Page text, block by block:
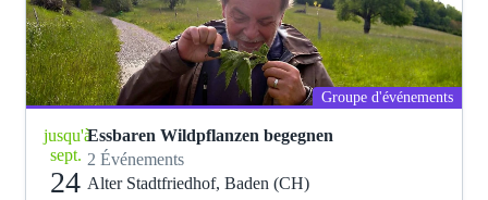
Groupe d'événements
jusqu'à
sept.
24
Essbaren Wildpflanzen begegnen
2 Événements
Alter Stadtfriedhof, Baden (CH)